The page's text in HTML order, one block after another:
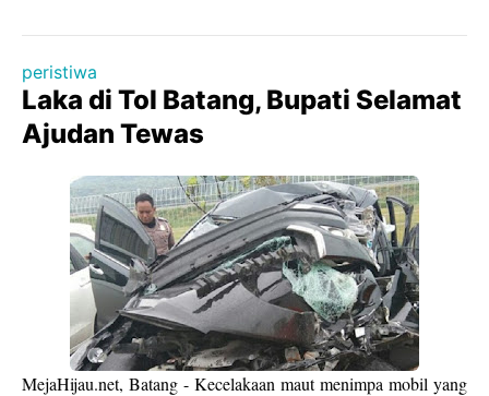
peristiwa
Laka di Tol Batang, Bupati Selamat
Ajudan Tewas
MejaHijau.net, Batang - Kecelakaan maut menimpa mobil yang